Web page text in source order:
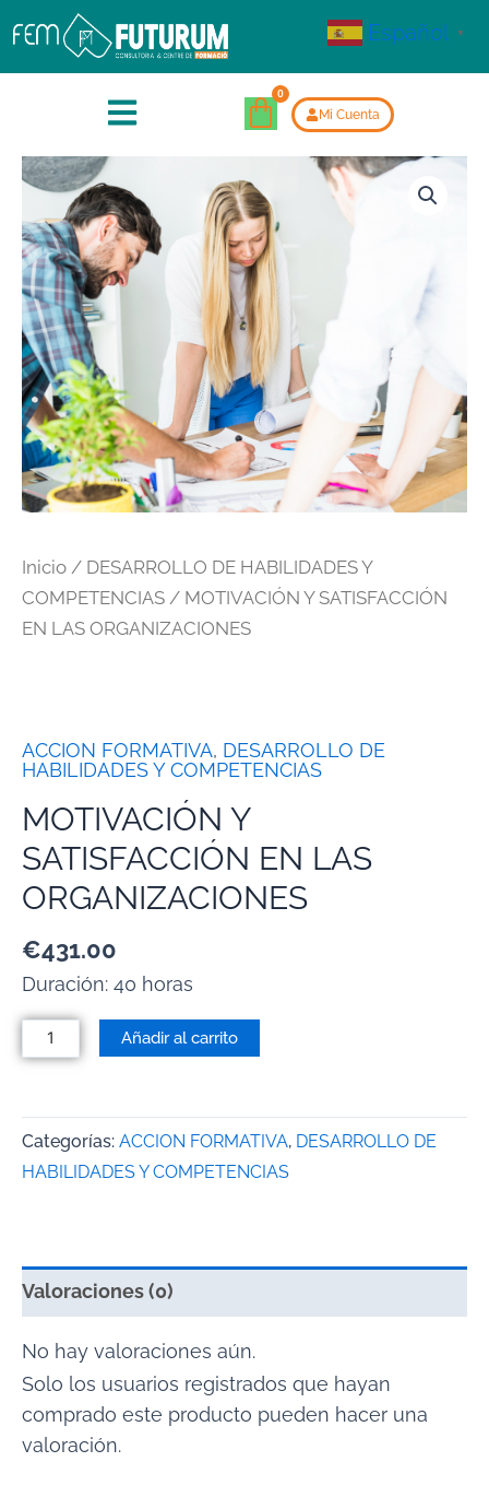
Mi Cuenta
Inicio / DESARROLLO DE HABILIDADES Y
COMPETENCIAS / MOTIVACIÓN Y SATISFACCIÓN
EN LAS ORGANIZACIONES
ACCION FORMATIVA, DESARROLLO DE
HABILIDADES Y COMPETENCIAS
MOTIVACIÓN Y
SATISFACCIÓN EN LAS
ORGANIZACIONES
€431.00
Duración: 40 horas
Añadir al carrito
Categorías: ACCION FORMATIVA, DESARROLLO DE
HABILIDADES Y COMPETENCIAS
Valoraciones (0)
No hay valoraciones aún.
Solo los usuarios registrados que hayan
comprado este producto pueden hacer una
valoración.
Español ▼